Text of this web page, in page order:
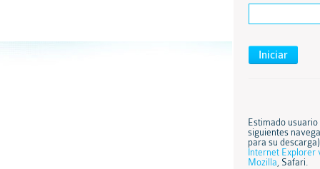
Estimado
siguientes
para su
Internet Explorer
Mozilla, Safari.